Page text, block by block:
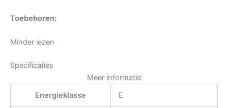
Toebehoren:
Minder lezen
Specificaties
Meer informatie
Energieklasse
E